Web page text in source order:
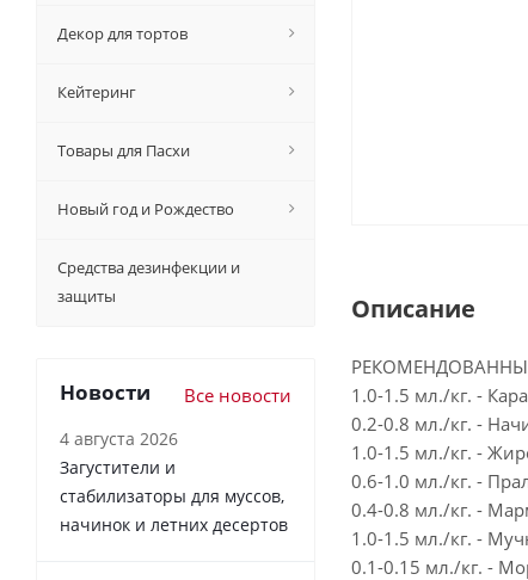
Описание
1.0-1.5 мл./кг. -
0.2-0.8 мл./кг. -
1.0-1.5 мл./кг. -
0.6-1.0 мл./кг. -
0.4-0.8 мл./кг. -
1.0-1.5 мл./кг. -
0.1-0.15 мл./кг. -
Декор для тортов
Кейтеринг
Товары для Пасхи
Новый год и Рождество
Средства дезинфекции и
защиты
Новости Все новости
4 августа 2026
Загустители и
стабилизаторы для муссов,
начинок и летних десертов